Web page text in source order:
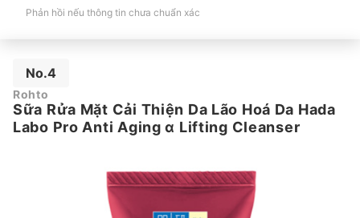
Phản hồi nếu thông tin chưa chuẩn xác
No.4
Rohto
Sữa Rửa Mặt Cải Thiện Da Lão Hoá Da Hada
Labo Pro Anti Aging α Lifting Cleanser